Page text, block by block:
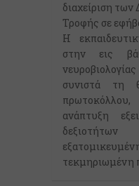
διαχείριση
Τροφής σε
Η
στην εις
συνιστά τη
ανάπτυξη
τεκμηριωμένη